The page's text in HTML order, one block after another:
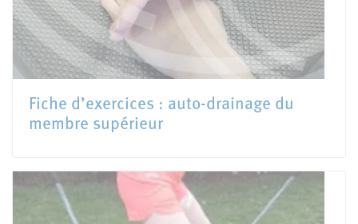
Fiche d’exercices : auto-drainage du
membre supérieur